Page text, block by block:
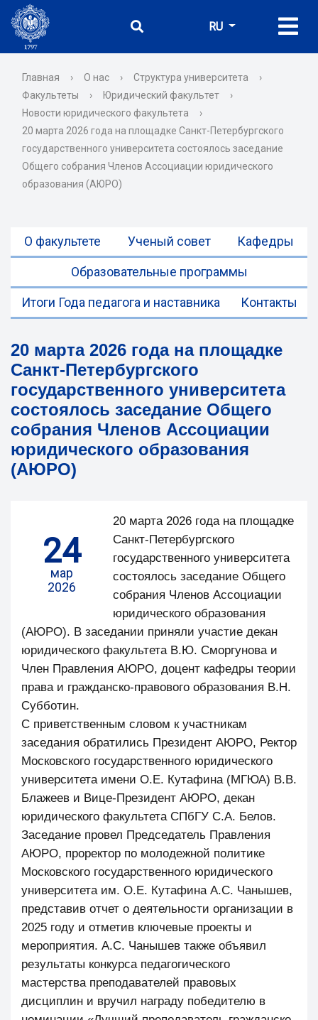
RU
Главная › О нас › Структура университета
›
Факультеты
› Юридический факультет
›
Новости юридического факультета
›
20 марта 2026 года на площадке Санкт-Петербургского
государственного университета состоялось заседание
Общего собрания Членов Ассоциации юридического
образования (АЮРО)
О факультете Ученый совет Кафедры
Образовательные программы
Итоги Года педагога и наставника Контакты
20 марта 2026 года на площадке
Санкт-Петербургского
государственного университета
состоялось заседание Общего
собрания Членов Ассоциации
юридического образования
(АЮРО)
24
мар
2026
20 марта 2026 года на площадке
Санкт-Петербургского
государственного университета
состоялось заседание Общего
собрания Членов Ассоциации
юридического образования
(АЮРО). В заседании приняли участие декан
юридического факультета В.Ю. Сморгунова и
Член Правления АЮРО, доцент кафедры теории
права и гражданско-правового образования В.Н.
Субботин.
С приветственным словом к участникам
заседания обратились Президент АЮРО, Ректор
Московского государственного юридического
университета имени О.Е. Кутафина (МГЮА) В.В.
Блажеев и Вице-Президент АЮРО, декан
юридического факультета СПбГУ С.А. Белов.
Заседание провел Председатель Правления
АЮРО, проректор по молодежной политике
Московского государственного юридического
университета им. О.Е. Кутафина А.С. Чанышев,
представив отчет о деятельности организации в
2025 году и отметив ключевые проекты и
мероприятия. А.С. Чанышев также объявил
результаты конкурса педагогического
мастерства преподавателей правовых
дисциплин и вручил награду победителю в